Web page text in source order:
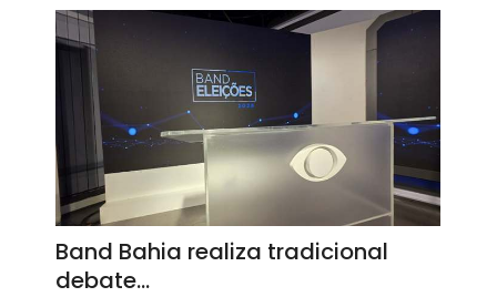
Band Bahia realiza tradicional
debate…